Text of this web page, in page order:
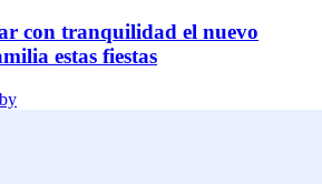
con tranquilidad el nuevo
estas fiestas